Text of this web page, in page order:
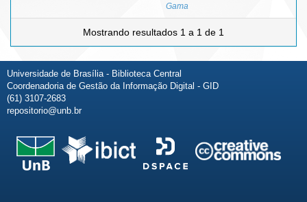
Gama
Mostrando resultados 1 a 1 de 1
Universidade de Brasília - Biblioteca Central
Coordenadoria de Gestão da Informação Digital - GID
(61) 3107-2683
repositorio@unb.br